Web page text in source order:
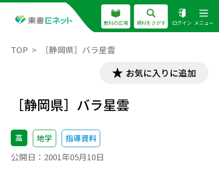
教科の広場 資料をさがす ログイン メニュー
TOP ［静岡県］バラ星雲
お気に入りに追加
［静岡県］バラ星雲
高 地学 指導資料
公開日： 2001年05月10日